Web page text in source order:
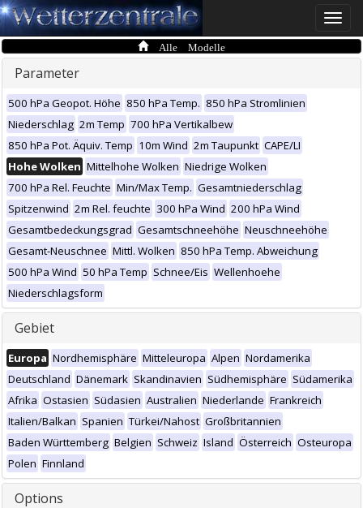
Toggle
Alle Modelle
Parameter
500 hPa Geopot. Höhe 850 hPa Temp. 850 hPa Stromlinien
Niederschlag 2m Temp 700 hPa Vertikalbew
850 hPa Pot. Äquiv. Temp 10m Wind 2m Taupunkt CAPE/LI
Hohe Wolken Mittelhohe Wolken Niedrige Wolken
700 hPa Rel. Feuchte Min/Max Temp. Gesamtniederschlag
Spitzenwind 2m Rel. feuchte 300 hPa Wind 200 hPa Wind
Gesamtbedeckungsgrad Gesamtschneehöhe Neuschneehöhe
Gesamt-Neuschnee Mittl. Wolken 850 hPa Temp. Abweichung
500 hPa Wind 50 hPa Temp Schnee/Eis Wellenhoehe
Niederschlagsform
Gebiet
Europa Nordhemisphäre Mitteleuropa Alpen Nordamerika
Deutschland Dänemark Skandinavien Südhemisphäre Südamerika
Afrika Ostasien Südasien Australien Niederlande Frankreich
Italien/Balkan Spanien Türkei/Nahost Großbritannien
Baden Württemberg Belgien Schweiz Island Österreich Osteuropa
Polen Finnland
Options